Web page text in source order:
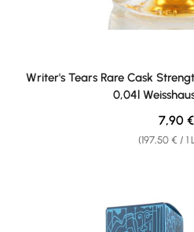
Writer's Tears Rare Cask
0,04l
(197,50 € / 1
7,90 €